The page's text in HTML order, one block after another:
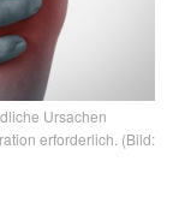
Ursachen
erforderlich. (Bild: